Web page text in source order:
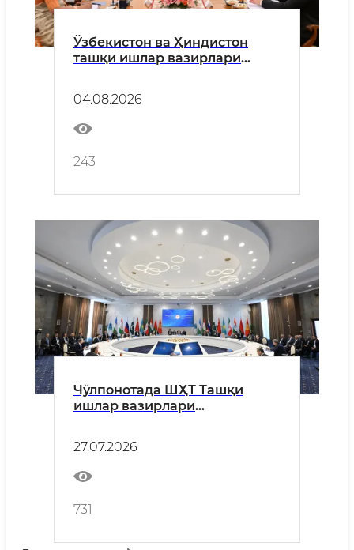
Ўзбекистон ва Ҳиндистон
ташқи ишлар вазирлари
қилди
04.08.2026
243
Чўлпонотада ШҲТ Ташқи
ишлар вазирлари
27.07.2026
731